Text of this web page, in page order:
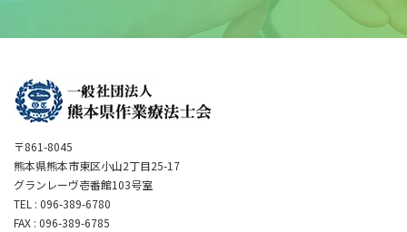
〒861-8045
熊本県熊本市東区小山2丁目25-17
グランレーヴ壱番館103号室
TEL : 096-389-6780
FAX : 096-389-6785